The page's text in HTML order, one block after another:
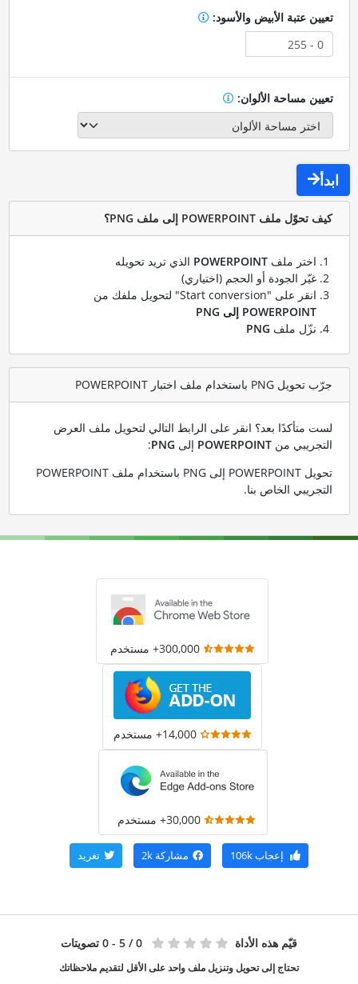
تعيين عتبة الأبيض والأسود:
تعيين مساحة الألوان:
ابدأ
كيف تحوّل ملف POWERPOINT إلى ملف PNG؟
اختر ملف POWERPOINTالذي تريد تحويله
غيّر الجودة أو الحجم (اختياري)
انقر على "Start conversion" لتحويل ملفك من
POWERPOINT إلى PNG
نزّل ملف PNG
جرّب تحويل PNG باستخدام ملف اختبار POWERPOINT
لست متأكدًا بعد؟ انقر على الرابط التالي لتحويل ملف العرض
التجريبي من POWERPOINTإلى PNG
:
تحويل POWERPOINT إلى PNG باستخدام ملف POWERPOINT
التجريبي الخاص بنا.
300,000+ مستخدم
14,000+ مستخدم
30,000+ مستخدم
إعجاب106k مشاركة 2k تغريد
قيّم هذه الأداة 0 / 5 - 0 تصويتات
تحتاج إلى تحويل وتنزيل ملف واحد على الأقل لتقديم ملاحظاتك